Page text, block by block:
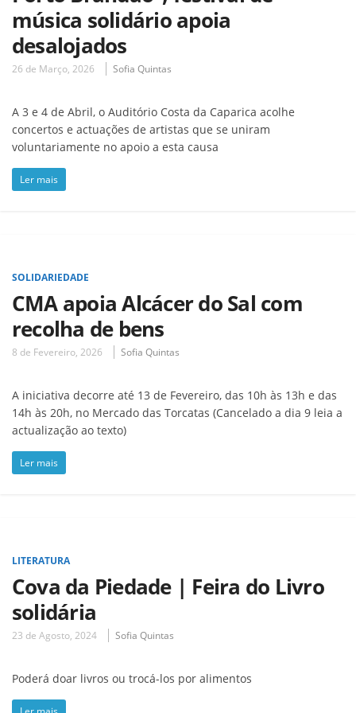
música solidário apoia
desalojados
26 de Março, 2026 Sofia Quintas
A 3 e 4 de Abril, o Auditório Costa da Caparica acolhe
concertos e actuações de artistas que se uniram
voluntariamente no apoio a esta causa
Ler mais
SOLIDARIEDADE
CMA apoia Alcácer do Sal com
recolha de bens
8 de Fevereiro, 2026 Sofia Quintas
A iniciativa decorre até 13 de Fevereiro, das 10h às 13h e das
14h às 20h, no Mercado das Torcatas (Cancelado a dia 9 leia a
actualização ao texto)
Ler mais
LITERATURA
Cova da Piedade | Feira do Livro
solidária
23 de Agosto, 2024 Sofia Quintas
Poderá doar livros ou trocá-los por alimentos